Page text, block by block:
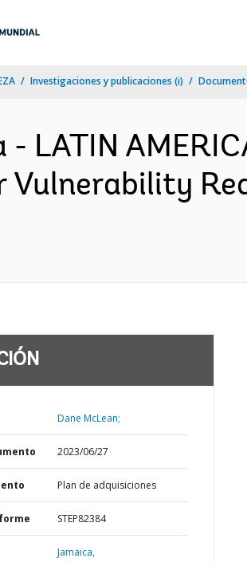
Investigaciones y publicaciones (i)
- LATIN
Vulnerability
Dane McLean;
2023/06/27
Plan de adquisiciones
STEP82384
Jamaica,